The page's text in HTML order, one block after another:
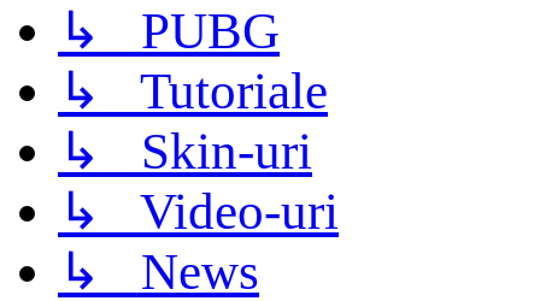
↳ PUBG
↳ Tutoriale
↳ Skin-uri
↳ Video-uri
↳ News